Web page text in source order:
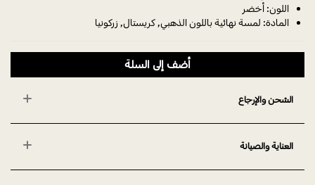
اللون: أخضر
المادة: لمسة نهائية باللون الذهبي, كريستال, زركونيا
أضف إلى السلة
الشحن والإرجاع
العناية والصيانة